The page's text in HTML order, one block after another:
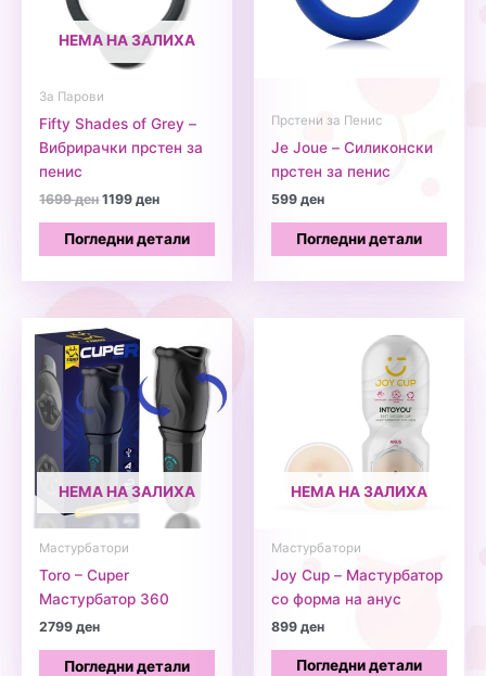
НЕМА НА ЗАЛИХА
За Парови
Fifty Shades of Grey –
Вибрирачки прстен за
пенис
1699денOriginal
was:
1699 ден.
1199денCurrent
is:
Погледни детали
Прстени за Пенис
Je Joue – Силиконски
прстен за пенис
599ден
Погледни детали
НЕМА НА ЗАЛИХА
Мастурбатори
Toro – Cuper
Мастурбатор 360
2799ден
Погледни детали
НЕМА НА ЗАЛИХА
Мастурбатори
Joy Cup – Мастурбатор
со форма на анус
899ден
Погледни детали